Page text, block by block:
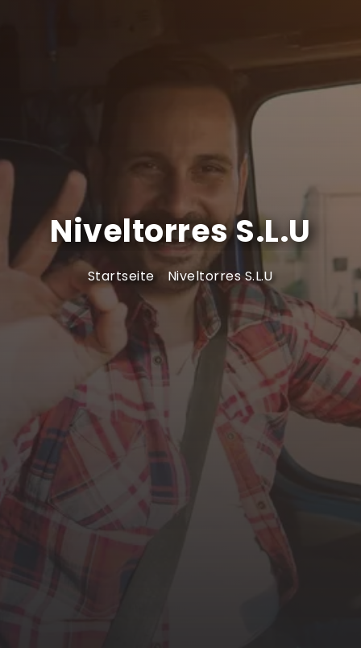
Niveltorres S.L.U
Startseite Niveltorres S.L.U